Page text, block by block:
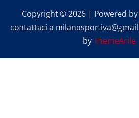
Copyright © 2026 | Powered by
contattaci a
byThemeArile